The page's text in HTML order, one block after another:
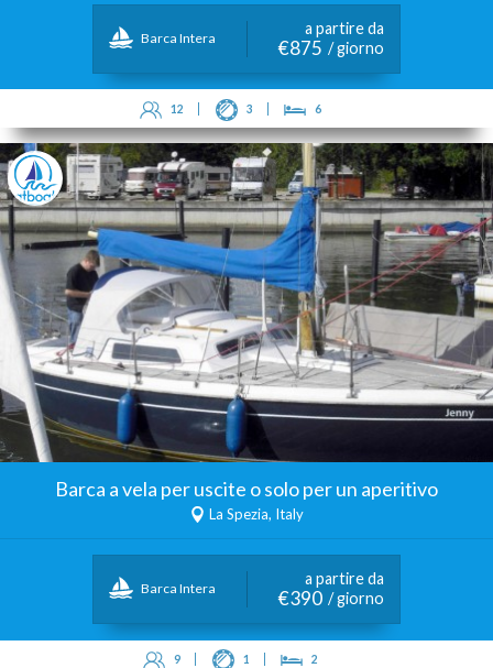
Barca Intera
a partire da
€875 / giorno
12 3 6
Barca a vela per uscite o solo per un aperitivo
La Spezia, Italy
Barca Intera
a partire da
€390 / giorno
9 1 2